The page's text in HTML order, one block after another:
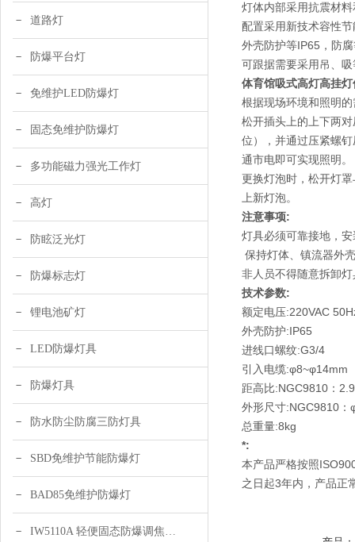
道路灯
防爆平台灯
免维护LED防爆灯
固态免维护防爆灯
多功能磁力强光工作灯
高灯
防眩泛光灯
防爆标志灯
锂电池矿灯
LED防爆灯具
防爆灯具
防水防尘防腐三防灯具
SBD免维护节能防爆灯
BAD85免维护防爆灯
IW5110A 轻便固态防爆调焦头灯
灯体内部采用抗震材
配置采用新技术容性
外壳防护等IP65，防
可跟据需要采用吊、
体育馆吸式高灯高挂灯
根据现场环境和照明
松开插头上的上下两
位），并通过压紧螺
通市电即可实现照明。
更换灯泡时，松开灯
上新灯泡。
注意事项:
灯具必须可靠接地，
保持灯体、镇流器外
非人员不得随意拆卸灯
技术参数:
额定电压:220VAC
外壳防护:IP65
进线口螺纹:G3/4
引入电缆:φ8~φ14mm
距高比:NGC9810：
外形尺寸:NGC9810
总重量:8kg
*:
本产品严格按照
之日起3年内，产品正